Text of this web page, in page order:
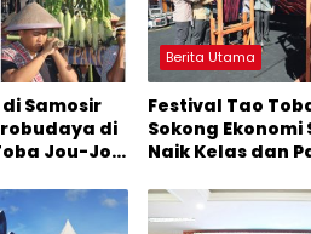
Samosir
di
Jou-Jou
Berita Utama
Festival Tao
Sokong Ekonomi
Naik Kelas dan
Pertumbuhan
Baru